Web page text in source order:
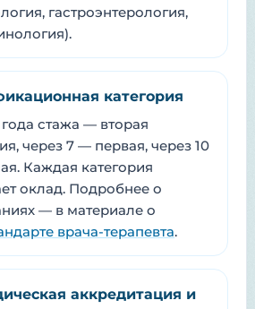
гастроэнтерология,
категория
стажа — вторая
через 7 — первая, через 10
Каждая категория
оклад. Подробнее о
— в материале о
врача-терапевта.
аккредитация и